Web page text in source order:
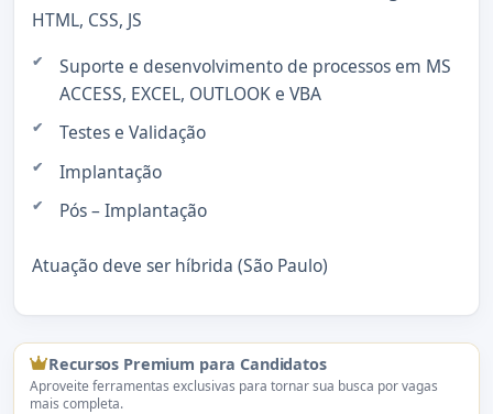
HTML, CSS, JS
Suporte e desenvolvimento de processos em MS
ACCESS, EXCEL, OUTLOOK e VBA
Testes e Validação
Implantação
Pós – Implantação
Atuação deve ser híbrida (São Paulo)
Recursos Premium para Candidatos
Aproveite ferramentas exclusivas para tornar sua busca por vagas
mais completa.